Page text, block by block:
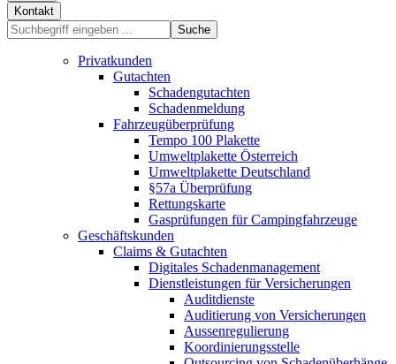
Kontakt
Suche
Privatkunden
Gutachten
Schadengutachten
Schadenmeldung
Fahrzeugüberprüfung
Tempo 100 Plakette
Umweltplakette Österreich
Umweltplakette Deutschland
§57a Überprüfung
Rettungskarte
Gasprüfungen für Campingfahrzeuge
Geschäftskunden
Claims & Gutachten
Digitales Schadenmanagement
Dienstleistungen für Versicherungen
Auditdienste
Auditierung von Versicherungen
Aussenregulierung
Koordinierungsstelle